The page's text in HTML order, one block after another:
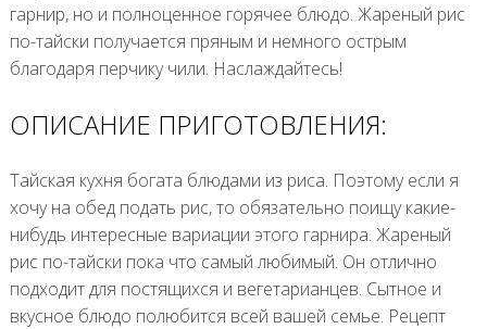
гарнир, но и полноценное горячее блюдо. Жареный рис
по-тайски получается пряным и немного острым
благодаря перчику чили. Наслаждайтесь!
ОПИСАНИЕ ПРИГОТОВЛЕНИЯ:
Тайская кухня богата блюдами из риса. Поэтому если я
хочу на обед подать рис, то обязательно поищу какие-
нибудь интересные вариации этого гарнира. Жареный
рис по-тайски пока что самый любимый. Он отлично
подходит для постящихся и вегетарианцев. Сытное и
вкусное блюдо полюбится всей вашей семье. Рецепт